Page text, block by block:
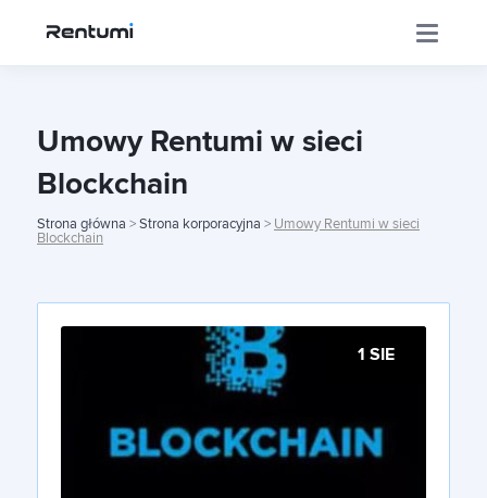
Korporacja
Umowy Rentumi w sieci
Blockchain
Strona główna > Strona korporacyjna > Umowy Rentumi w sieci
Blockchain
1 SIE